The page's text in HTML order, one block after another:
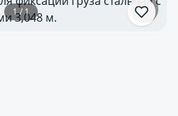
1 / 1